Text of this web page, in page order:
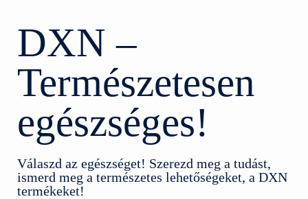
DXN –
Természetesen
egészséges!
Válaszd az egészséget! Szerezd meg a tudást,
ismerd meg a természetes lehetőségeket, a DXN
termékeket!